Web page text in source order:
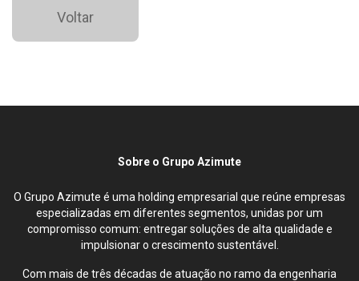
Voltar
Sobre o Grupo Azimute
O Grupo Azimute é uma holding empresarial que reúne empresas
especializadas em diferentes segmentos, unidas por um
compromisso comum: entregar soluções de alta qualidade e
impulsionar o crescimento sustentável.
Com mais de três décadas de atuação no ramo da engenharia